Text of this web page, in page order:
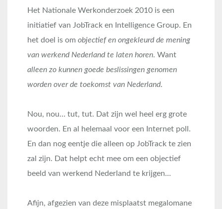
Het Nationale Werkonderzoek 2010 is een
initiatief van JobTrack en Intelligence Group. En
het doel is om objectief en ongekleurd de mening
van werkend Nederland te laten horen. Want
alleen zo kunnen goede beslissingen genomen
worden over de toekomst van Nederland.
Nou, nou… tut, tut. Dat zijn wel heel erg grote
woorden. En al helemaal voor een Internet poll.
En dan nog eentje die alleen op JobTrack te zien
zal zijn. Dat helpt echt mee om een objectief
beeld van werkend Nederland te krijgen…
Afijn, afgezien van deze misplaatst megalomane